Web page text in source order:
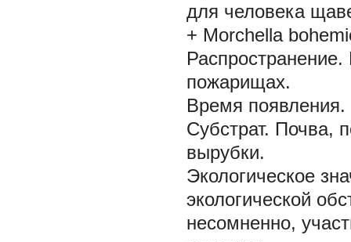
для человека
+ Morchella
Распространение.
пожарищах.
Время появления.
Субстрат. Почва,
вырубки.
Экологическое
экологической
несомненно,